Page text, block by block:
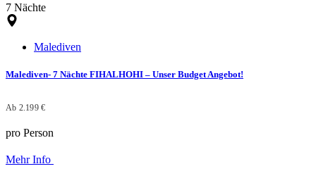
7 Nächte
Malediven
Malediven- 7 Nächte FIHALHOHI – Unser Budget Angebot!
Ab 2.199 €
pro Person
Mehr Info